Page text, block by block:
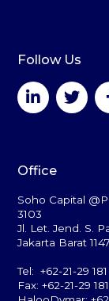
Follow Us
Office
Soho Capital
3103
Jl. Let. Jend. S.
Jakarta Barat
Tel: +62-21-29
Fax: +62-21-29